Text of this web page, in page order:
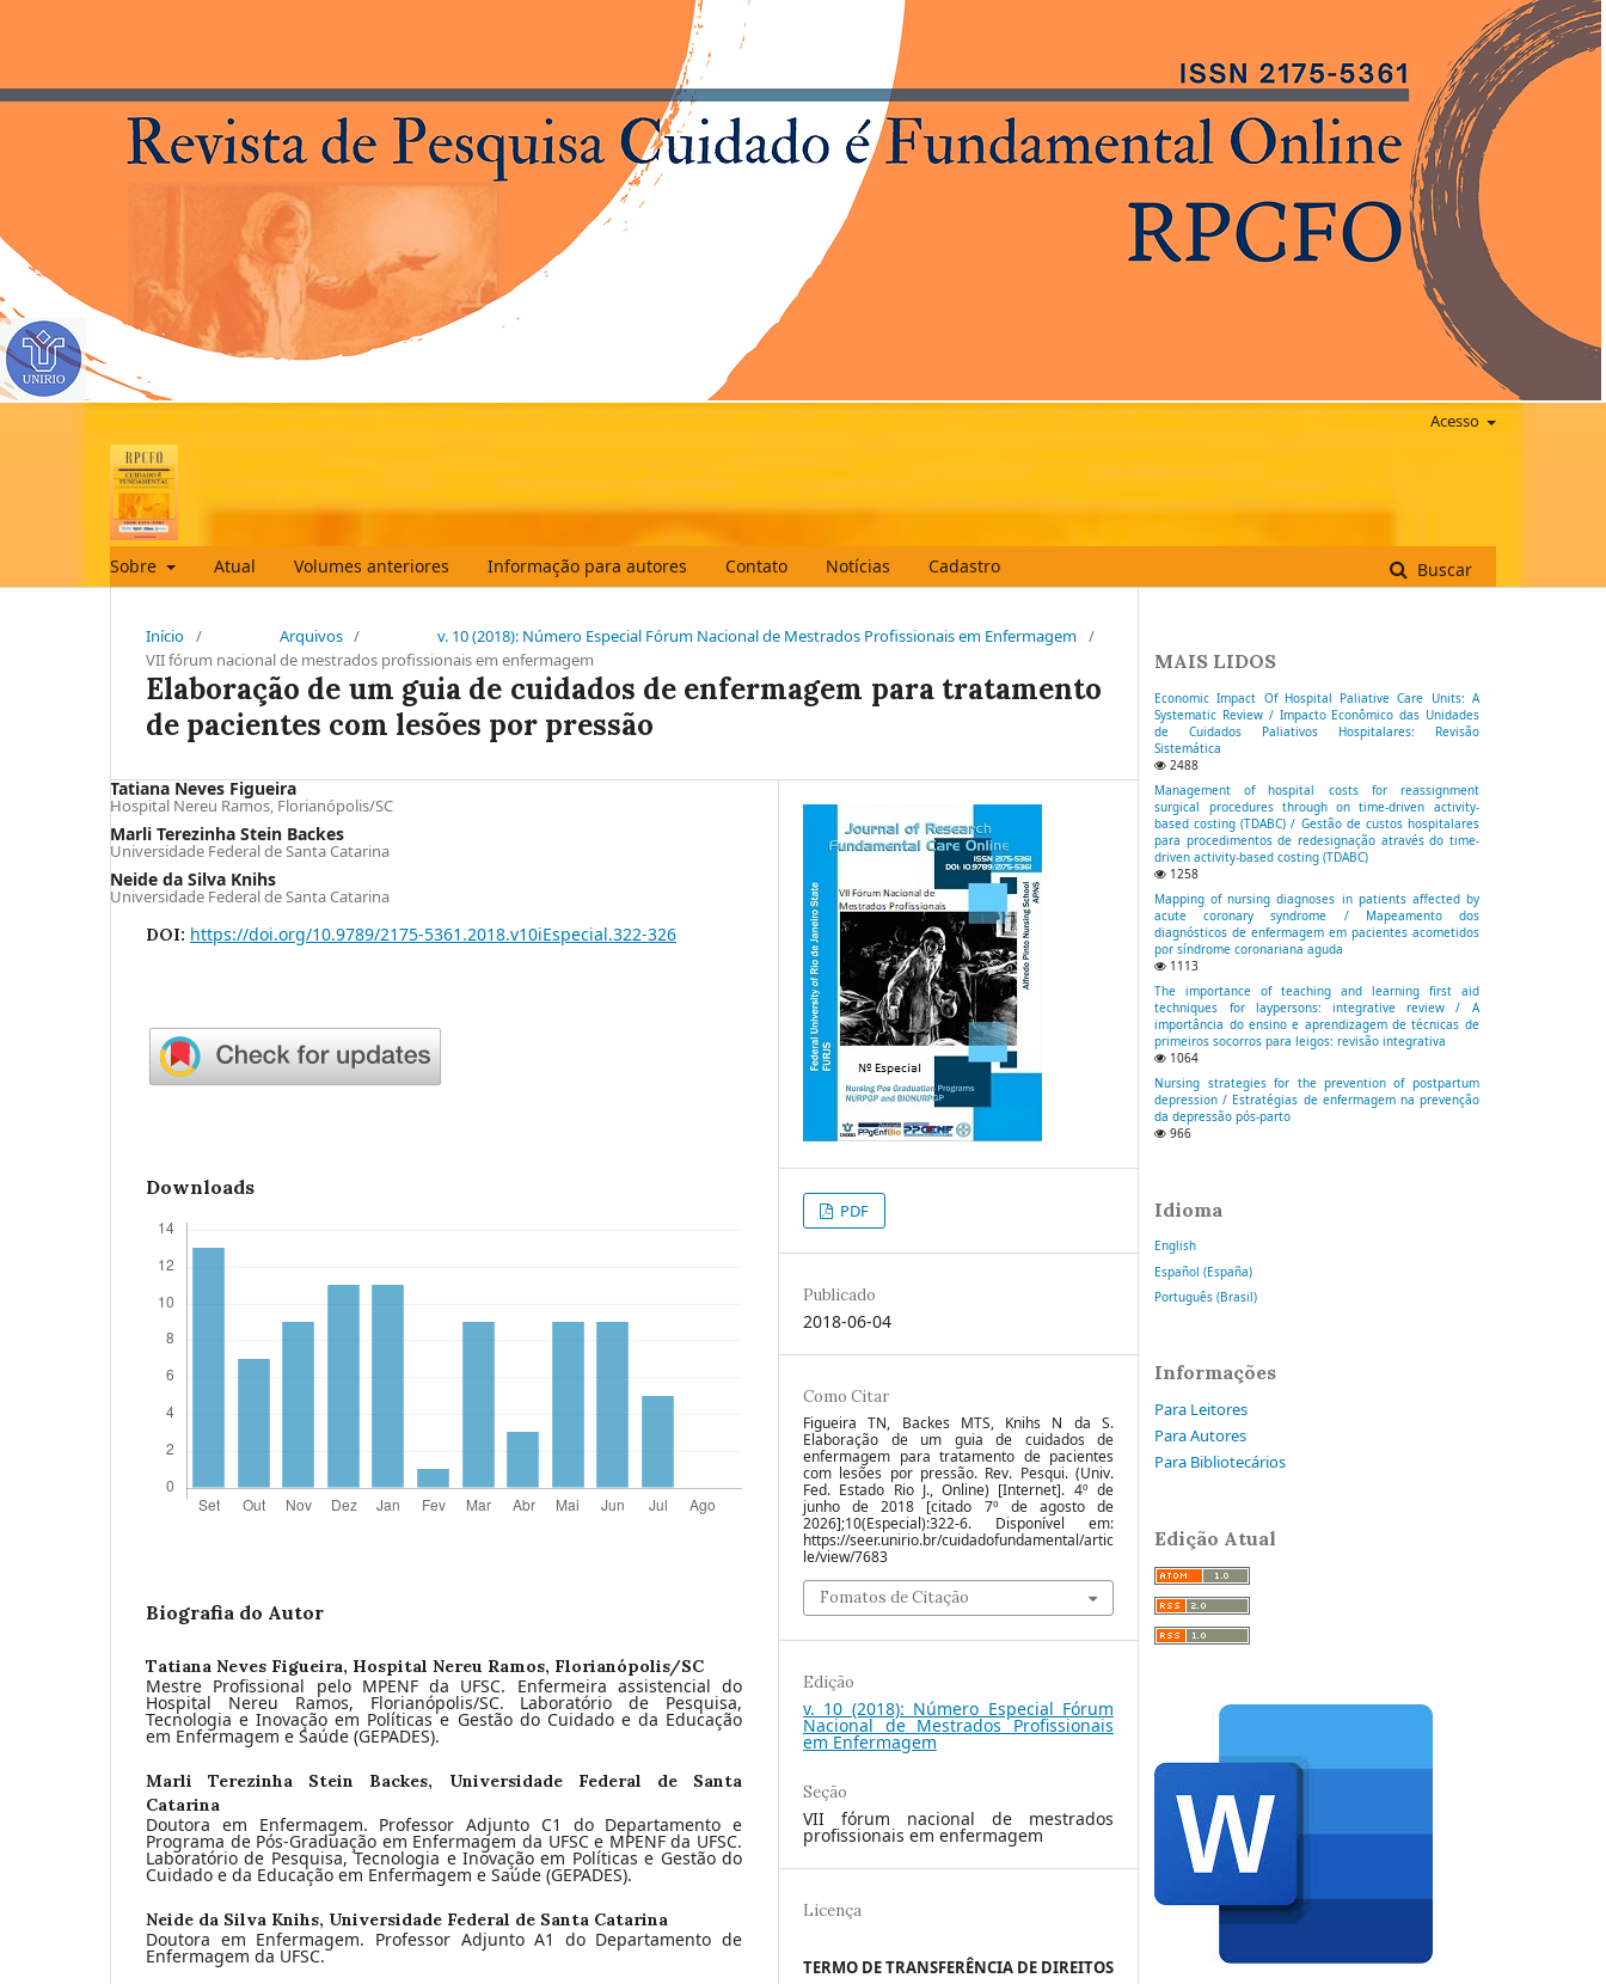
Sobre Atual Volumes anteriores Informação para autores Contato Notícias Cadastro Buscar
Acesso
Início / Arquivos / v. 10 (2018): Número Especial Fórum Nacional de Mestrados Profissionais em Enfermagem /
VII fórum nacional de mestrados profissionais em enfermagem
Elaboração de um guia de cuidados de enfermagem para tratamento
de pacientes com lesões por pressão
Tatiana Neves Figueira
Hospital Nereu Ramos, Florianópolis/SC
Marli Terezinha Stein Backes
Universidade Federal de Santa Catarina
Neide da Silva Knihs
Universidade Federal de Santa Catarina
DOI: https://doi.org/10.9789/2175-5361.2018.v10iEspecial.322-326
Downloads
Biografia do Autor
Tatiana Neves Figueira, Hospital Nereu Ramos, Florianópolis/SC
Mestre Profissional pelo MPENF da UFSC. Enfermeira assistencial do
Hospital Nereu Ramos, Florianópolis/SC. Laboratório de Pesquisa,
Tecnologia e Inovação em Políticas e Gestão do Cuidado e da Educação
em Enfermagem e Saúde (GEPADES).
Marli Terezinha Stein Backes, Universidade Federal de Santa
Catarina
Doutora em Enfermagem. Professor Adjunto C1 do Departamento e
Programa de Pós-Graduação em Enfermagem da UFSC e MPENF da UFSC.
Laboratório de Pesquisa, Tecnologia e Inovação em Políticas e Gestão do
Cuidado e da Educação em Enfermagem e Saúde (GEPADES).
Neide da Silva Knihs, Universidade Federal de Santa Catarina
Doutora em Enfermagem. Professor Adjunto A1 do Departamento de
Enfermagem da UFSC.
PDF
Publicado
2018-06-04
Como Citar
Figueira TN, Backes MTS, Knihs N da S.
Elaboração de um guia de cuidados de
enfermagem para tratamento de pacientes
com lesões por pressão. Rev. Pesqui. (Univ.
Fed. Estado Rio J., Online) [Internet]. 4º de
junho de 2018 [citado 7º de agosto de
2026];10(Especial):322-6. Disponível em:
https://seer.unirio.br/cuidadofundamental/artic
le/view/7683
Fomatos de Citação
Edição
v. 10 (2018): Número Especial Fórum
Nacional de Mestrados Profissionais
em Enfermagem
Seção
VII fórum nacional de mestrados
profissionais em enfermagem
Licença
TERMO DE TRANSFERÊNCIA DE DIREITOS
MAIS LIDOS
Economic Impact Of Hospital Paliative Care Units: A
Systematic Review / Impacto Econômico das Unidades
de Cuidados Paliativos Hospitalares: Revisão
Sistemática
2488
Management of hospital costs for reassignment
surgical procedures through on time-driven activity-
based costing (TDABC) / Gestão de custos hospitalares
para procedimentos de redesignação através do time-
driven activity-based costing (TDABC)
1258
Mapping of nursing diagnoses in patients affected by
acute coronary syndrome / Mapeamento dos
diagnósticos de enfermagem em pacientes acometidos
por síndrome coronariana aguda
1113
The importance of teaching and learning first aid
techniques for laypersons: integrative review / A
importância do ensino e aprendizagem de técnicas de
primeiros socorros para leigos: revisão integrativa
1064
Nursing strategies for the prevention of postpartum
depression / Estratégias de enfermagem na prevenção
da depressão pós-parto
966
Idioma
English
Español (España)
Português (Brasil)
Informações
Para Leitores
Para Autores
Para Bibliotecários
Edição Atual